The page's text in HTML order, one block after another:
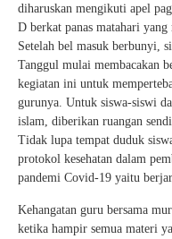
diharuskan mengikuti apel
D berkat panas matahari
Setelah bel masuk berbunyi,
Tanggul mulai membacakan
kegiatan ini untuk
gurunya. Untuk siswa-siswi
islam, diberikan ruangan
Tidak lupa tempat duduk
protokol kesehatan dalam
pandemi Covid-19 yaitu
Kehangatan guru bersama
ketika hampir semua materi